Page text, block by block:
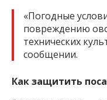
«Погодные
повреждению
технических
сообщении.
Как защитить